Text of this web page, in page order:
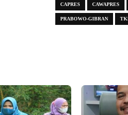
CAPRES CAWAPRES
PRABOWO-GIBRAN